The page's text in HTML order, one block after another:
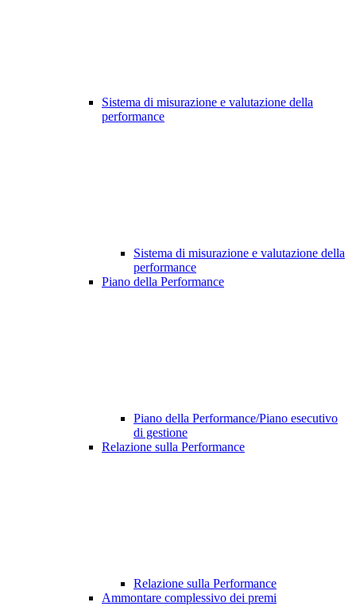
Sistema di misurazione e valutazione della
performance
Sistema di misurazione e valutazione della
performance
Piano della Performance
Piano della Performance/Piano esecutivo
di gestione
Relazione sulla Performance
Relazione sulla Performance
Ammontare complessivo dei premi